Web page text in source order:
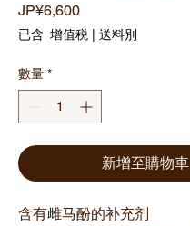
JP¥6,600價
格
已含 增值税 送料別
數量 *
新增至購物車
含有雌马酚的补充剂